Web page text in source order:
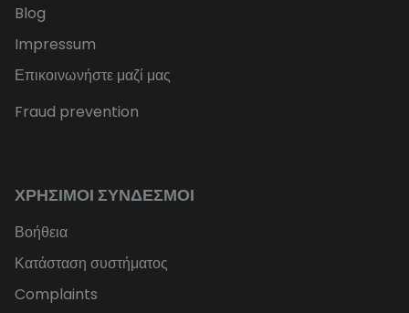
Blog
Impressum
Επικοινωνήστε μαζί μας
Fraud prevention
ΧΡΉΣΙΜΟΙ ΣΎΝΔΕΣΜΟΙ
Βοήθεια
Κατάσταση συστήματος
Complaints